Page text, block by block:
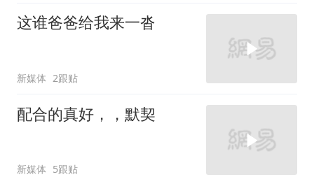
这谁爸爸给我来一沓
新媒体 2跟贴
配合的真好，，默契
新媒体 5跟贴